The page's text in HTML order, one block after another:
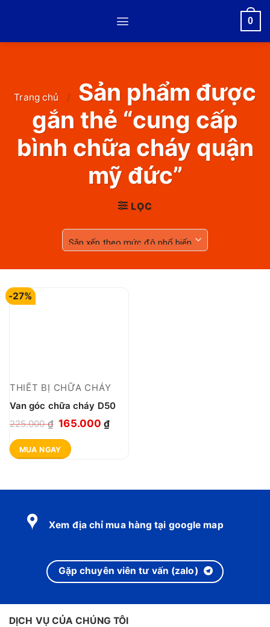
0
Trang chủ /
Sản phẩm được
gắn thẻ “cung cấp
bình chữa cháy quận
mỹ đức”
LỌC
-27%
THIẾT BỊ CHỮA CHÁY
Van góc chữa cháy D50
225.000₫ Giá
gốc
là:
165.000₫Giá
MUA NGAY
Xem địa chỉ mua hàng tại google map
Gặp chuyên viên tư vấn (zalo)
DỊCH VỤ CỦA CHÚNG TÔI